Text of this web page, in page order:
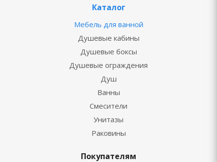
Каталог
Мебель для ванной
Душевые кабины
Душевые боксы
Душевые ограждения
Душ
Ванны
Смесители
Унитазы
Раковины
Покупателям